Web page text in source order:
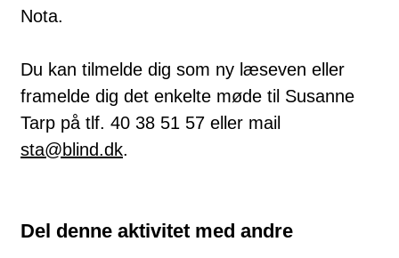
Nota.
Du kan tilmelde dig som ny læseven eller
framelde dig det enkelte møde til Susanne
Tarp på tlf. 40 38 51 57 eller mail
sta@blind.dk.
Del denne aktivitet med andre